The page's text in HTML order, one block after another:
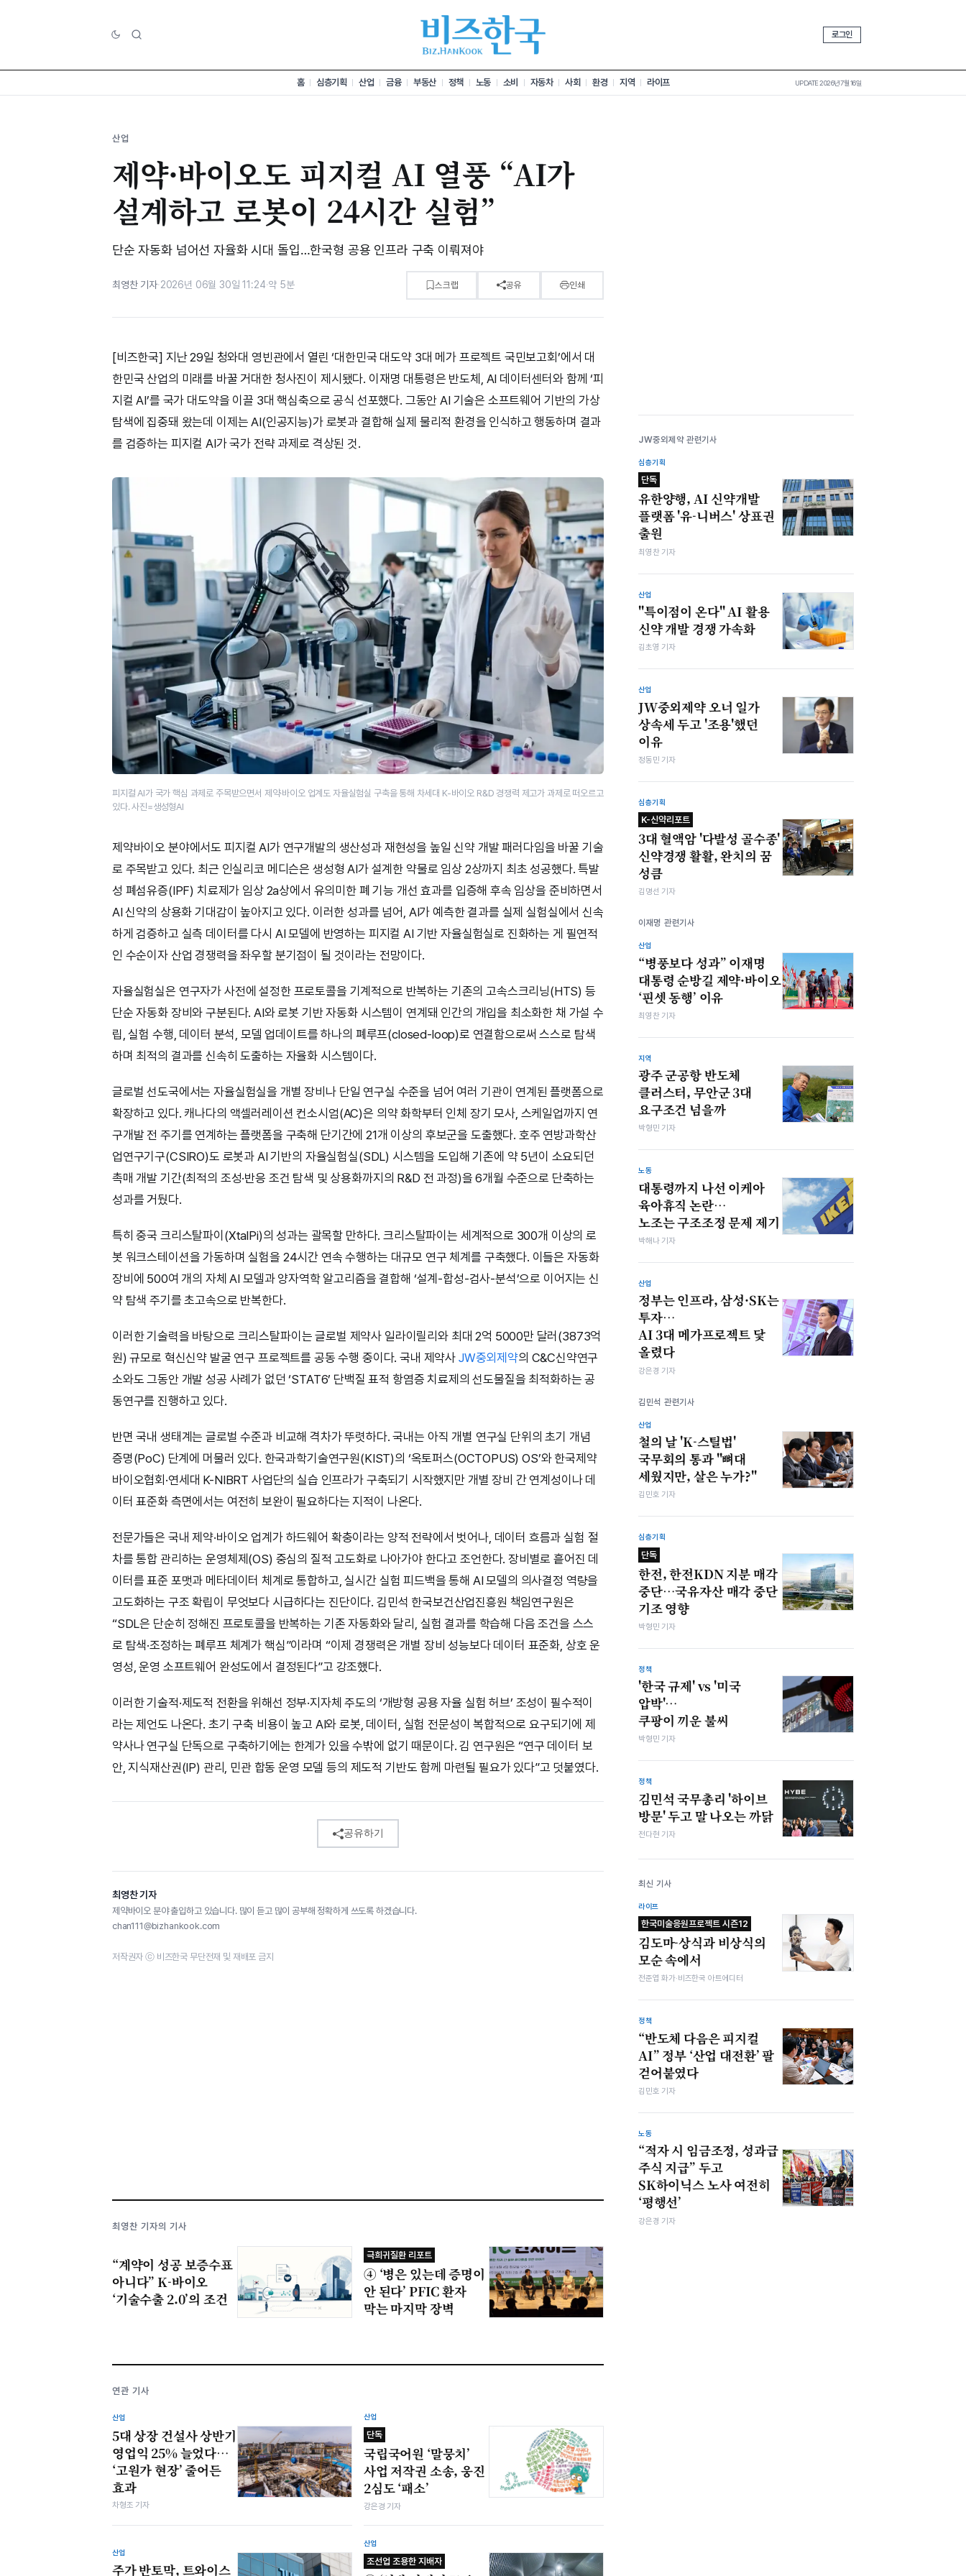
로그인
홈 심층기획 산업 금융 부동산 정책 노동 소비 자동차 사회 환경 지역 라이프 UPDATE 2026년 7월 16일
산업
제약·바이오도 피지컬 AI 열풍 “AI가
설계하고 로봇이 24시간 실험”
단순 자동화 넘어선 자율화 시대 돌입…한국형 공용 인프라 구축 이뤄져야
최영찬 기자·2026년 06월 30일 11:24·약 5분 스크랩 공유 인쇄
[비즈한국] 지난 29일 청와대 영빈관에서 열린 ‘대한민국 대도약 3대 메가 프로젝트 국민보고회’에서 대
한민국 산업의 미래를 바꿀 거대한 청사진이 제시됐다. 이재명 대통령은 반도체, AI 데이터센터와 함께 ‘피
지컬 AI’를 국가 대도약을 이끌 3대 핵심축으로 공식 선포했다. 그동안 AI 기술은 소프트웨어 기반의 가상
탐색에 집중돼 왔는데 이제는 AI(인공지능)가 로봇과 결합해 실제 물리적 환경을 인식하고 행동하며 결과
를 검증하는 피지컬 AI가 국가 전략 과제로 격상된 것.
피지컬 AI가 국가 핵심 과제로 주목받으면서 제약·바이오 업계도 자율실험실 구축을 통해 차세대 K-바이오 R&D 경쟁력 제고가 과제로 떠오르고
있다. 사진=생성형AI
제약바이오 분야에서도 피지컬 AI가 연구개발의 생산성과 재현성을 높일 신약 개발 패러다임을 바꿀 기술
로 주목받고 있다. 최근 인실리코 메디슨은 생성형 AI가 설계한 약물로 임상 2상까지 최초 성공했다. 특발
성 폐섬유증(IPF) 치료제가 임상 2a상에서 유의미한 폐 기능 개선 효과를 입증해 후속 임상을 준비하면서
AI 신약의 상용화 기대감이 높아지고 있다. 이러한 성과를 넘어, AI가 예측한 결과를 실제 실험실에서 신속
하게 검증하고 실측 데이터를 다시 AI 모델에 반영하는 피지컬 AI 기반 자율실험실로 진화하는 게 필연적
인 수순이자 산업 경쟁력을 좌우할 분기점이 될 것이라는 전망이다.
자율실험실은 연구자가 사전에 설정한 프로토콜을 기계적으로 반복하는 기존의 고속스크리닝(HTS) 등
단순 자동화 장비와 구분된다. AI와 로봇 기반 자동화 시스템이 연계돼 인간의 개입을 최소화한 채 가설 수
립, 실험 수행, 데이터 분석, 모델 업데이트를 하나의 폐루프(closed-loop)로 연결함으로써 스스로 탐색
하며 최적의 결과를 신속히 도출하는 자율화 시스템이다.
글로벌 선도국에서는 자율실험실을 개별 장비나 단일 연구실 수준을 넘어 여러 기관이 연계된 플랫폼으로
확장하고 있다. 캐나다의 액셀러레이션 컨소시엄(AC)은 의약 화학부터 인체 장기 모사, 스케일업까지 연
구개발 전 주기를 연계하는 플랫폼을 구축해 단기간에 21개 이상의 후보군을 도출했다. 호주 연방과학산
업연구기구(CSIRO)도 로봇과 AI 기반의 자율실험실(SDL) 시스템을 도입해 기존에 약 5년이 소요되던
촉매 개발 기간(최적의 조성·반응 조건 탐색 및 상용화까지의 R&D 전 과정)을 6개월 수준으로 단축하는
성과를 거뒀다.
특히 중국 크리스탈파이(XtalPi)의 성과는 괄목할 만하다. 크리스탈파이는 세계적으로 300개 이상의 로
봇 워크스테이션을 가동하며 실험을 24시간 연속 수행하는 대규모 연구 체계를 구축했다. 이들은 자동화
장비에 500여 개의 자체 AI 모델과 양자역학 알고리즘을 결합해 ‘설계-합성-검사-분석’으로 이어지는 신
약 탐색 주기를 초고속으로 반복한다.
이러한 기술력을 바탕으로 크리스탈파이는 글로벌 제약사 일라이릴리와 최대 2억 5000만 달러(3873억
원) 규모로 혁신신약 발굴 연구 프로젝트를 공동 수행 중이다. 국내 제약사 JW중외제약의 C&C신약연구
소와도 그동안 개발 성공 사례가 없던 ‘STAT6’ 단백질 표적 항염증 치료제의 선도물질을 최적화하는 공
동연구를 진행하고 있다.
반면 국내 생태계는 글로벌 수준과 비교해 격차가 뚜렷하다. 국내는 아직 개별 연구실 단위의 초기 개념
증명(PoC) 단계에 머물러 있다. 한국과학기술연구원(KIST)의 ‘옥토퍼스(OCTOPUS) OS’와 한국제약
바이오협회·연세대 K-NIBRT 사업단의 실습 인프라가 구축되기 시작했지만 개별 장비 간 연계성이나 데
이터 표준화 측면에서는 여전히 보완이 필요하다는 지적이 나온다.
전문가들은 국내 제약·바이오 업계가 하드웨어 확충이라는 양적 전략에서 벗어나, 데이터 흐름과 실험 절
차를 통합 관리하는 운영체제(OS) 중심의 질적 고도화로 나아가야 한다고 조언한다. 장비별로 흩어진 데
이터를 표준 포맷과 메타데이터 체계로 통합하고, 실시간 실험 피드백을 통해 AI 모델의 의사결정 역량을
고도화하는 구조 확립이 무엇보다 시급하다는 진단이다. 김민석 한국보건산업진흥원 책임연구원은
“SDL은 단순히 정해진 프로토콜을 반복하는 기존 자동화와 달리, 실험 결과를 학습해 다음 조건을 스스
로 탐색·조정하는 폐루프 체계가 핵심”이라며 “이제 경쟁력은 개별 장비 성능보다 데이터 표준화, 상호 운
영성, 운영 소프트웨어 완성도에서 결정된다”고 강조했다.
이러한 기술적·제도적 전환을 위해선 정부·지자체 주도의 ‘개방형 공용 자율 실험 허브’ 조성이 필수적이
라는 제언도 나온다. 초기 구축 비용이 높고 AI와 로봇, 데이터, 실험 전문성이 복합적으로 요구되기에 제
약사나 연구실 단독으로 구축하기에는 한계가 있을 수밖에 없기 때문이다. 김 연구원은 “연구 데이터 보
안, 지식재산권(IP) 관리, 민관 합동 운영 모델 등의 제도적 기반도 함께 마련될 필요가 있다”고 덧붙였다.
공유하기
최영찬 기자
제약바이오 분야 출입하고 있습니다. 많이 듣고 많이 공부해 정확하게 쓰도록 하겠습니다.
chan111@bizhankook.com
저작권자 ⓒ 비즈한국 무단전재 및 재배포 금지
최영찬 기자의 기사
“계약이 성공 보증수표
아니다” K-바이오
‘기술수출 2.0’의 조건
극희귀질환 리포트
④ ‘병은 있는데 증명이
안 된다’ PFIC 환자
막는 마지막 장벽
연관 기사
산업
5대 상장 건설사 상반기
영업익 25% 늘었다…
‘고원가 현장’ 줄어든
효과
차형조 기자
산업
단독
국립국어원 ‘말뭉치’
사업 저작권 소송, 웅진
2심도 ‘패소’
강은경 기자
산업
주가 반토막, 트와이스
산업
조선업 조용한 지배자
JW중외제약 관련기사
심층기획
단독
유한양행, AI 신약개발
플랫폼 '유-니버스' 상표권
출원
최영찬 기자
산업
"특이점이 온다" AI 활용
신약 개발 경쟁 가속화
김초영 기자
산업
JW중외제약 오너 일가
상속세 두고 '조용'했던
이유
정동민 기자
심층기획
K-신약리포트
3대 혈액암 '다발성 골수종'
신약경쟁 활활, 완치의 꿈
성큼
김명선 기자
이재명 관련기사
산업
“병풍보다 성과” 이재명
대통령 순방길 제약·바이오
‘핀셋 동행’ 이유
최영찬 기자
지역
광주 군공항 반도체
클러스터, 무안군 3대
요구조건 넘을까
박형민 기자
노동
대통령까지 나선 이케아
육아휴직 논란…
노조는 구조조정 문제 제기
박해나 기자
산업
정부는 인프라, 삼성·SK는
투자…
AI 3대 메가프로젝트 닻
올렸다
강은경 기자
김민석 관련기사
산업
철의 날 'K-스틸법'
국무회의 통과 "뼈대
세웠지만, 살은 누가?"
김민호 기자
심층기획
단독
한전, 한전KDN 지분 매각
중단…국유자산 매각 중단
기조 영향
박형민 기자
정책
'한국 규제' vs '미국
압박'…
쿠팡이 끼운 불씨
박형민 기자
정책
김민석 국무총리 '하이브
방문' 두고 말 나오는 까닭
전다현 기자
최신 기사
라이프
한국미술응원프로젝트 시즌12
김도마-상식과 비상식의
모순 속에서
전준엽 화가·비즈한국 아트에디터
정책
“반도체 다음은 피지컬
AI” 정부 ‘산업 대전환’ 팔
걷어붙였다
김민호 기자
노동
“적자 시 임금조정, 성과급
주식 지급” 두고
SK하이닉스 노사 여전히
‘평행선’
강은경 기자